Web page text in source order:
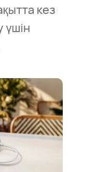
кез
үшін